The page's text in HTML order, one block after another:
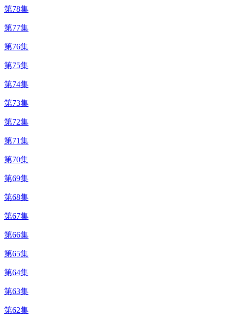
第78集
第77集
第76集
第75集
第74集
第73集
第72集
第71集
第70集
第69集
第68集
第67集
第66集
第65集
第64集
第63集
第62集